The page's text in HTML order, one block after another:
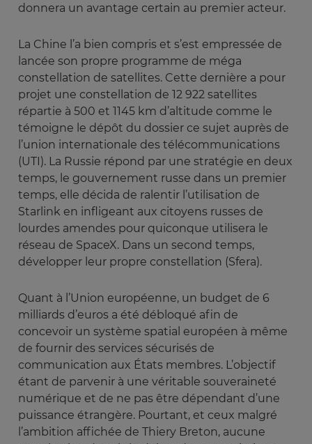
donnera un avantage certain au premier acteur.
La Chine l’a bien compris et s’est empressée de
lancée son propre programme de méga
constellation de satellites. Cette dernière a pour
projet une constellation de 12 922 satellites
répartie à 500 et 1145 km d’altitude comme le
témoigne le dépôt du dossier ce sujet auprès de
l’union internationale des télécommunications
(UTI). La Russie répond par une stratégie en deux
temps, le gouvernement russe dans un premier
temps, elle décida de ralentir l’utilisation de
Starlink en infligeant aux citoyens russes de
lourdes amendes pour quiconque utilisera le
réseau de SpaceX. Dans un second temps,
développer leur propre constellation (Sfera).
Quant à l’Union européenne, un budget de 6
milliards d’euros a été débloqué afin de
concevoir un système spatial européen à même
de fournir des services sécurisés de
communication aux États membres. L’objectif
étant de parvenir à une véritable souveraineté
numérique et de ne pas être dépendant d’une
puissance étrangère. Pourtant, et ceux malgré
l’ambition affichée de Thiery Breton, aucune